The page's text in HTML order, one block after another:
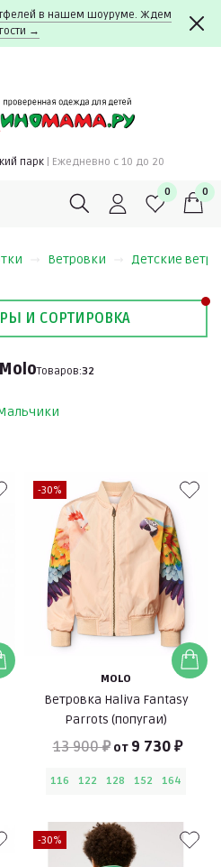
в нашем шоуруме. Ждем
→
парк | Ежедневно c 10 до 20
0 0
Ветровки Детские
И СОРТИРОВКА
Товаров:32
-30%
MOLO
Ветровка Haliva Fantasy
Parrots (попугаи)
13 900 ₽ от 9 730 ₽
116 122 128 152 164
-30%